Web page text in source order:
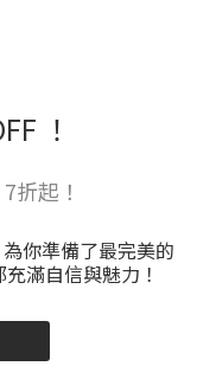
！
折起！
你準備了最完美的
滿自信與魅力！